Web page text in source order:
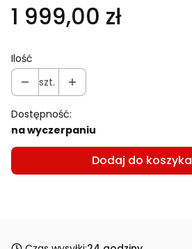
1 999,00 zł
Ilość
szt.
Dostępność:
na wyczerpaniu
Dodaj do koszyka